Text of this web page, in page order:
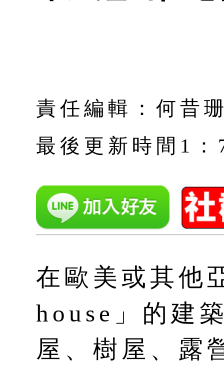
責任編輯：何昔
最後更新時間1
在歐美或其他
house」的建
屋、樹屋、露